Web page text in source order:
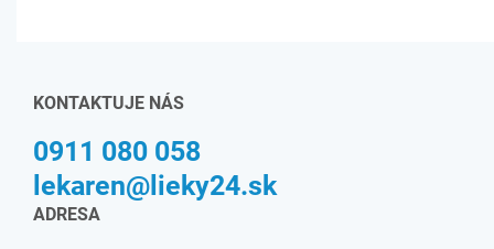
KONTAKTUJE NÁS
0911 080 058
lekaren@lieky24.sk
ADRESA